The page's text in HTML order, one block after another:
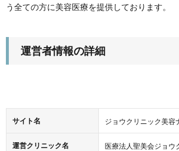
う全ての方に美容医療を提供しております。
運営者情報の詳細
サイト名 ジョウクリニック美容
運営クリニック名 医療法人聖美会ジョウ